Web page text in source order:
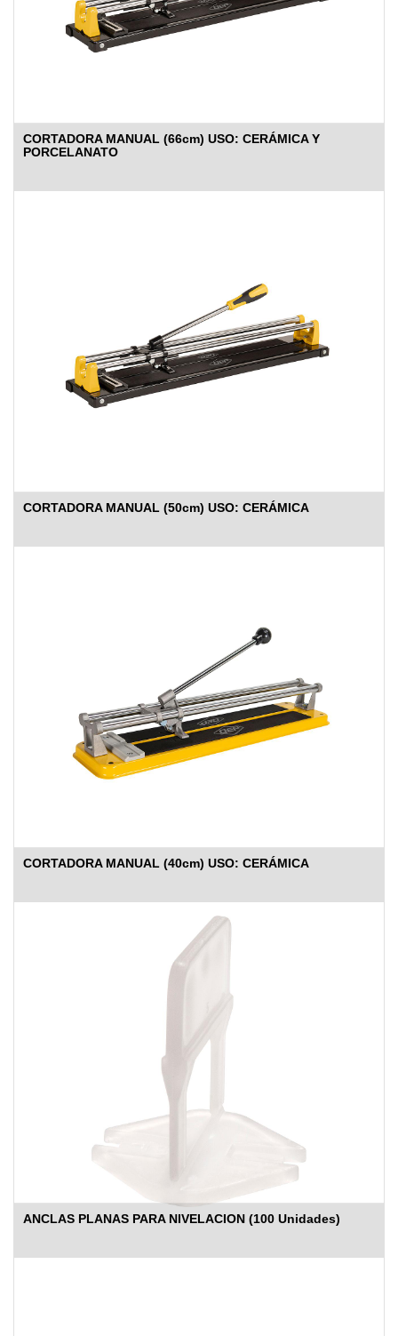
CORTADORA MANUAL (66cm) USO: CERÁMICA Y
PORCELANATO
CORTADORA MANUAL (50cm) USO: CERÁMICA
CORTADORA MANUAL (40cm) USO: CERÁMICA
ANCLAS PLANAS PARA NIVELACION (100 Unidades)